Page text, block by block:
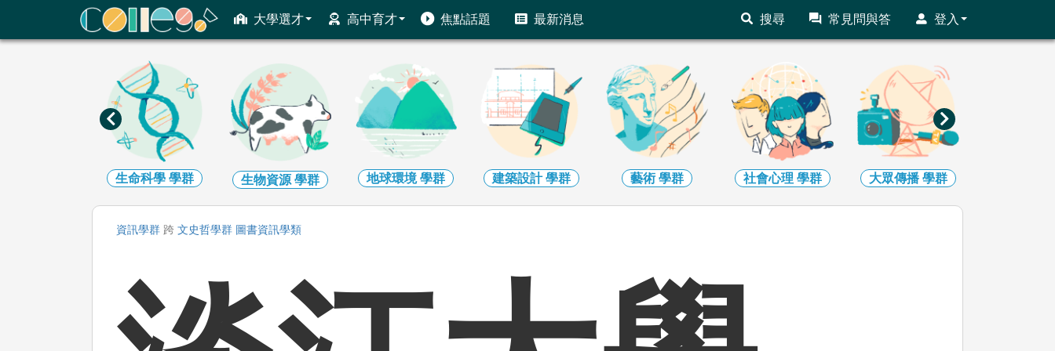
大學選才 高中育才 焦點話題 最新消息 搜尋 常見問與答 登入
ColleGo! 大學選才與高中育才輔助系統
生物資源 學群 地球環境 學群 建築設計學群 藝術學群 社會心理學群 大眾傳播 學群 外語學群
資訊學群 跨 文史哲學群 圖書資訊學類